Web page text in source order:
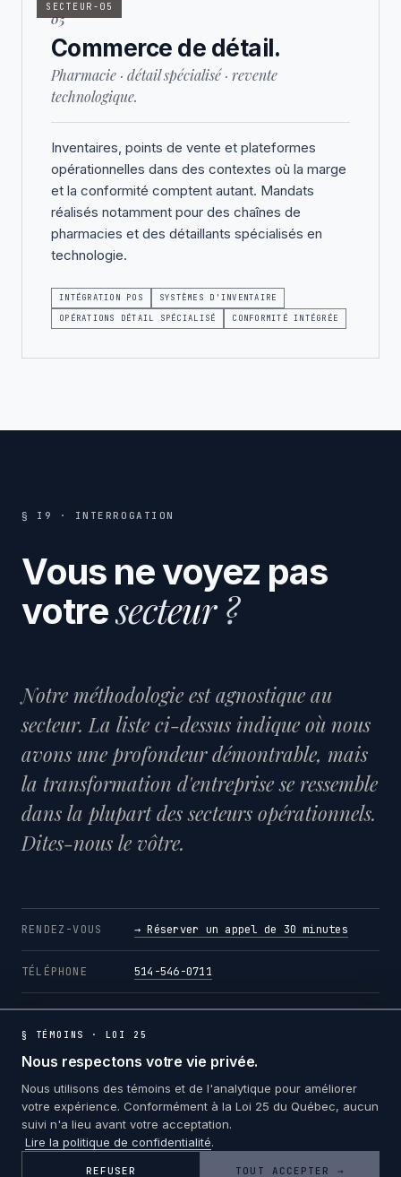
SECTEUR-05
05
Commerce de détail.
Pharmacie · détail spécialisé · revente
technologique.
Inventaires, points de vente et plateformes
opérationnelles dans des contextes où la marge
et la conformité comptent autant. Mandats
réalisés notamment pour des chaînes de
pharmacies et des détaillants spécialisés en
technologie.
INTÉGRATION POS
SYSTÈMES D'INVENTAIRE
OPÉRATIONS DÉTAIL SPÉCIALISÉ
CONFORMITÉ INTÉGRÉE
§ I9 · INTERROGATION
Vous ne voyez pas
votresecteur ?
Notre méthodologie est agnostique au
secteur. La liste ci-dessus indique où nous
avons une profondeur démontrable, mais
la transformation d'entreprise se ressemble
dans la plupart des secteurs opérationnels.
Dites-nous le vôtre.
RENDEZ-VOUS → Réserver un appel de 30 minutes
TÉLÉPHONE 514-546-0711
COURRIEL contact@platineconsultation.com
§ TÉMOINS · LOI 25
Nous respectons votre vie privée.
Nous utilisons des témoins et de l'analytique pour améliorer
votre expérience. Conformément à la Loi 25 du Québec, aucun
suivi n'a lieu avant votre acceptation.
Lire la politique de confidentialité.
REFUSER TOUT ACCEPTER →
© 2026 PLATINE CONSULTATION · TOUS DROITS
CONFIDENTIALITÉTÉMOINS CONDITIONSEN